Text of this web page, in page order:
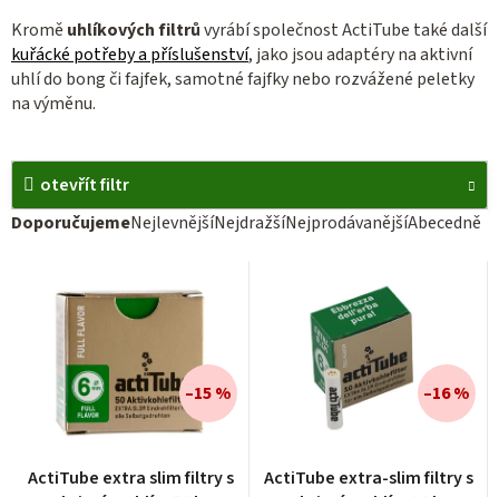
Kromě uhlíkových filtrůvyrábí společnost ActiTube také další
kuřácké potřeby a příslušenství, jako jsou adaptéry na aktivní
uhlí do bong či fajfek, samotné fajfky nebo rozvážené peletky
na výměnu.
otevřít filtr
Ř
DoporučujemeNejlevnějšíNejdražšíNejprodávanějšíAbecedně
ActiTube extra slim filtry s
hodnocení
–15 %
ActiTube extra-slim filtry s
hodnocení
–16 %